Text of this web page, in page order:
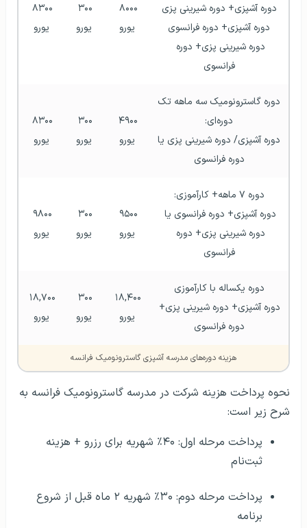
دوره آشپزی+ دوره شیرینی پزی
دوره آشپزی+ دوره فرانسوی
فرانسوی
یورو
یورو
یورو
دوره‌ای:
دوره فرانسوی
یورو
یورو
یورو
دوره ۷ ماهه+ کارآموزی:
فرانسوی
یورو
یورو
یورو
دوره یکساله با کارآموزی
دوره فرانسوی
یورو
یورو
یورو
هزینه دوره‌های مدرسه آشپزی گاسترونومیک فرانسه
نحوه پرداخت هزینه شرکت در مدرسه گاسترونومیک فرانسه به
شرح زیر است:
پرداخت مرحله اول: ۴۰٪ شهریه برای رزرو + هزینه
ثبت‌نام
پرداخت مرحله دوم: ۳۰٪ شهریه ۲ ماه قبل از شروع
برنامه